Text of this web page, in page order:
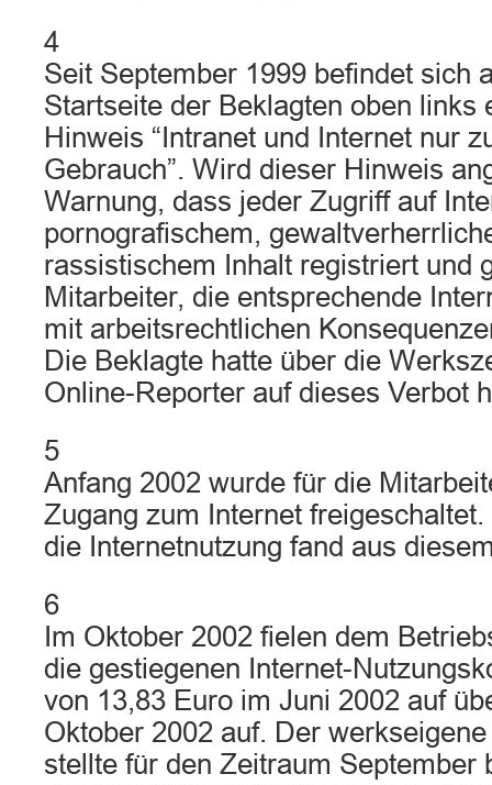
4
Seit September 1999 befindet sich
Startseite der Beklagten oben links
Hinweis “Intranet und Internet nur
Gebrauch”. Wird dieser Hinweis
Warnung, dass jeder Zugriff auf
pornografischem,
rassistischem Inhalt registriert und
Mitarbeiter, die entsprechende
mit arbeitsrechtlichen
Die Beklagte hatte über die
Online-Reporter auf dieses Verbot
5
Anfang 2002 wurde für die
Zugang zum Internet
die Internetnutzung fand aus
6
Im Oktober 2002 fielen dem
die gestiegenen Internet-
von 13,83 Euro im Juni 2002 auf
Oktober 2002 auf. Der
stellte für den Zeitraum September